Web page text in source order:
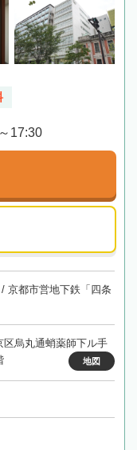
17:30
京都市営地下鉄「四条
区烏丸通蛸薬師下ル手
地図